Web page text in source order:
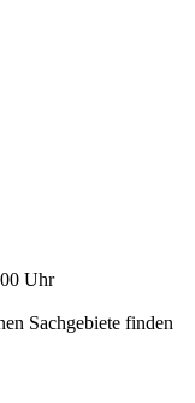
Uhr
Sachgebiete finden